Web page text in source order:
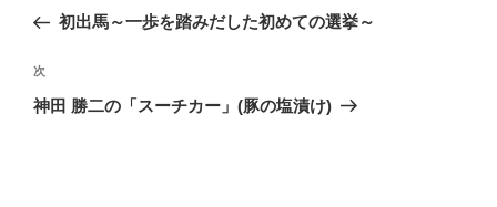
ナ
ビ
ゲ
の
稿
初出馬～一歩を踏みだした初めての選挙～
次
の
次
神田 勝二の「スーチカー」(豚の塩漬け)